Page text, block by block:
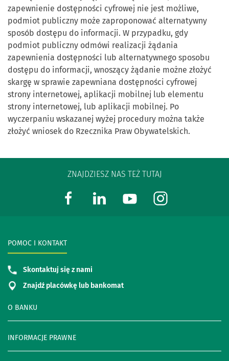
zapewnienie dostępności cyfrowej nie jest możliwe,
podmiot publiczny może zaproponować alternatywny
sposób dostępu do informacji. W przypadku, gdy
podmiot publiczny odmówi realizacji żądania
zapewnienia dostępności lub alternatywnego sposobu
dostępu do informacji, wnoszący żądanie możne złożyć
skargę w sprawie zapewniana dostępności cyfrowej
strony internetowej, aplikacji mobilnej lub elementu
strony internetowej, lub aplikacji mobilnej. Po
wyczerpaniu wskazanej wyżej procedury można także
złożyć wniosek do Rzecznika Praw Obywatelskich.
ZNAJDZIESZ NAS TEŻ TUTAJ
O BANKU
INFORMACJE PRAWNE
POMOC I KONTAKT
Skontaktuj się z nami
Znajdź placówkę lub bankomat